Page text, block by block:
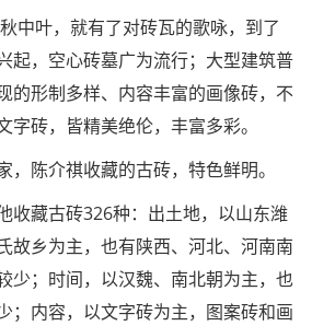
中叶，就有了对砖瓦的歌咏，到了
起，空心砖墓广为流行；大型建筑普
的形制多样、内容丰富的画像砖，不
字砖，皆精美绝伦，丰富多彩。
，陈介祺收藏的古砖，特色鲜明。
收藏古砖326种：出土地，以山东潍
故乡为主，也有陕西、河北、河南南
少；时间，以汉魏、南北朝为主，也
；内容，以文字砖为主，图案砖和画